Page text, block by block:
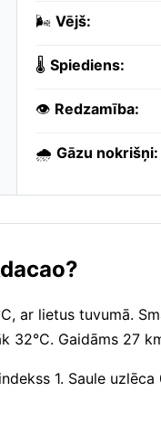
🌬️ Vējš:
🌡️ Spiediens:
👁️ Redzamība:
🌧️ Gāzu nokrišņi:
ar lietus tuvumā.
Gaidāms 27
1. Saule